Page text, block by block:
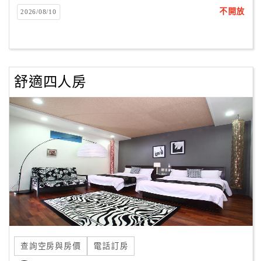
房
Q&A
旅
卡
訂
房
款
收
據
合
作
提
2026/08/10 不開放
舒適四人房
查詢空房與房價 電話訂房